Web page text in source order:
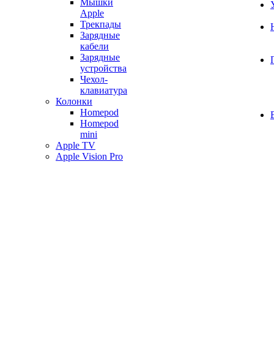
Мышки
Apple
Трекпады
Зарядные
кабели
Зарядные
устройства
Чехол-
клавиатура
Колонки
Homepod
Homepod
mini
Apple TV
Apple Vision Pro